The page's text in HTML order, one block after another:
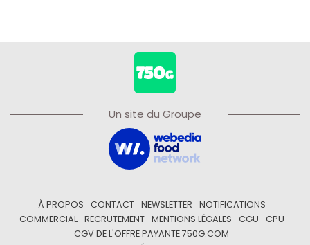
Un site du Groupe
À PROPOS CONTACT NEWSLETTER
NOTIFICATIONS
COMMERCIAL
RECRUTEMENT MENTIONS LÉGALES CGU
CPU
CGV DE L'OFFRE PAYANTE 750G.COM